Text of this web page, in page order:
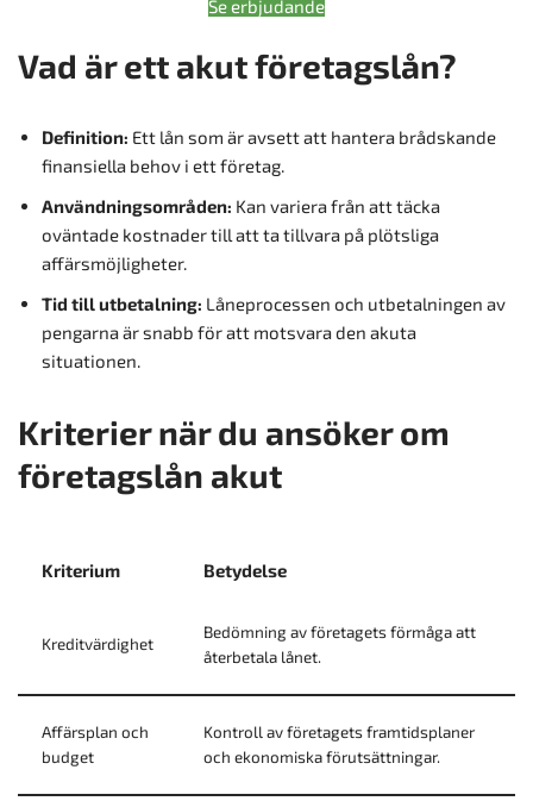
Se erbjudande
Vad är ett akut företagslån?
Definition: Ett lån som är avsett att hantera brådskande
finansiella behov i ett företag.
Användningsområden: Kan variera från att täcka
oväntade kostnader till att ta tillvara på plötsliga
affärsmöjligheter.
Tid till utbetalning: Låneprocessen och utbetalningen av
pengarna är snabb för att motsvara den akuta
situationen.
Kriterier när du ansöker om
företagslån akut
Kriterium Betydelse
Kreditvärdighet
Bedömning av företagets förmåga att
återbetala lånet.
Affärsplan och
budget
Kontroll av företagets framtidsplaner
och ekonomiska förutsättningar.